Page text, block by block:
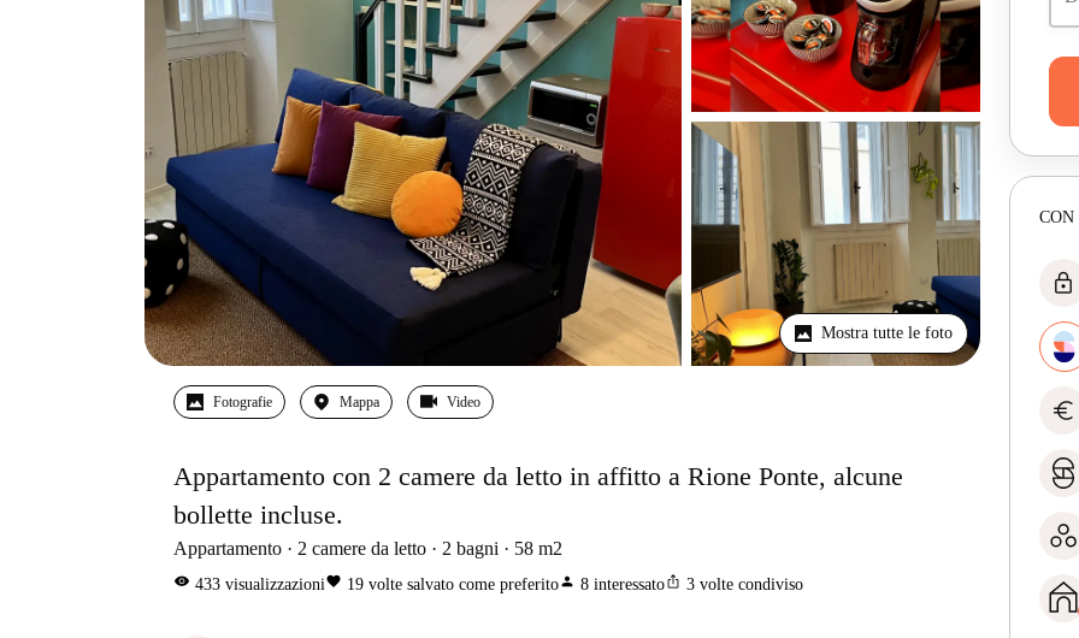
Mostra tutte le foto
Fotografie Mappa Video
Appartamento con 2 camere da letto in affitto a Rione Ponte, alcune
bollette incluse.
Appartamento 2 camere da letto 2 bagni 58 m2
visibility 433 visualizzazionifavorite 19 volte salvato come preferitoperson 8 interessatoios_share 3 volte condiviso
CON
lock
euro